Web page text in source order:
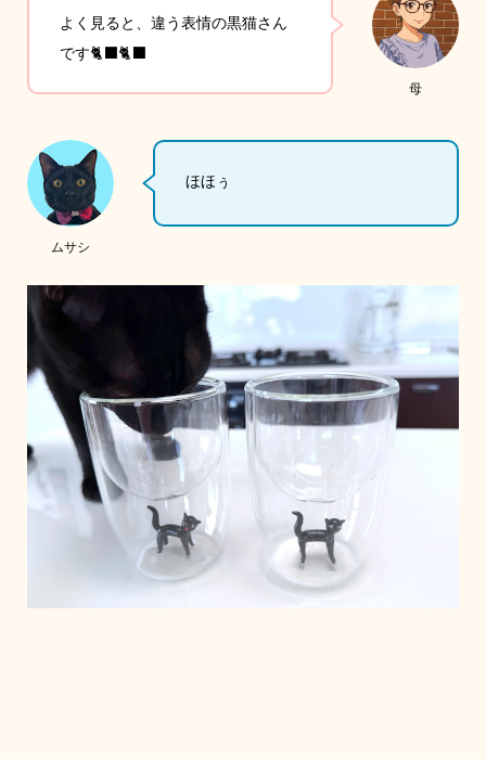
母
よく見ると、違う表情の黒猫さん
です🐈‍⬛🐈‍⬛
ムサシ
ほほぅ